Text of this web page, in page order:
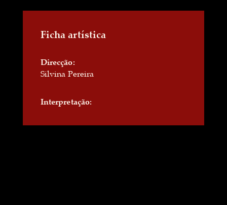
Ficha artística
Direcção:
Silvina Pereira
Interpretação: